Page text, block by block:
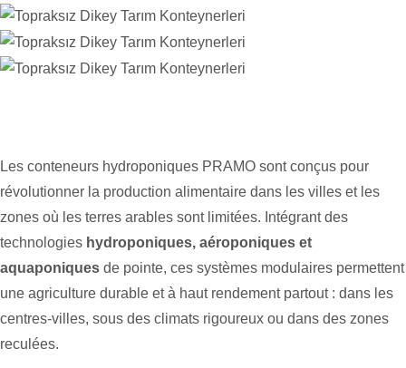
Les conteneurs hydroponiques PRAMO sont conçus pour
révolutionner la production alimentaire dans les villes et les
zones où les terres arables sont limitées. Intégrant des
technologies hydroponiques, aéroponiques et
aquaponiques de pointe, ces systèmes modulaires permettent
une agriculture durable et à haut rendement partout : dans les
centres-villes, sous des climats rigoureux ou dans des zones
reculées.